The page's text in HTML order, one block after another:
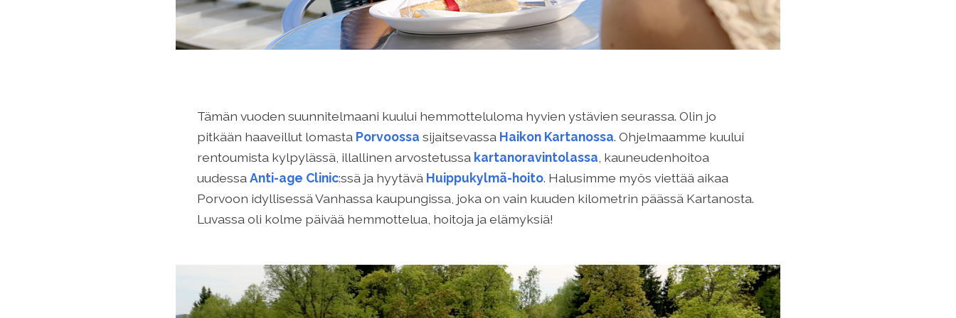
Tämän vuoden suunnitelmaani kuului hemmotteluloma hyvien ystävien seurassa. Olin jo
pitkään haaveillut lomasta Porvoossa sijaitsevassa Haikon Kartanossa. Ohjelmaamme kuului
rentoumista kylpylässä, illallinen arvostetussa kartanoravintolassa, kauneudenhoitoa
uudessaAnti-age Clinic:ssä ja hyytävä Huippukylmä-hoito. Halusimme myös viettää aikaa
Porvoon idyllisessä Vanhassa kaupungissa, joka on vain kuuden kilometrin päässä Kartanosta.
Luvassa oli kolme päivää hemmottelua, hoitoja ja elämyksiä!